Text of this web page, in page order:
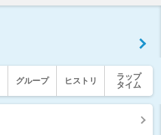
グループ ヒストリ
ラップ
タイム